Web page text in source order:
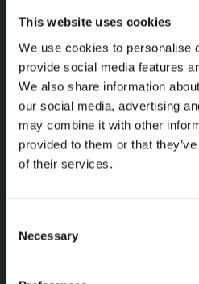
This website uses cookies
We use cookies to personalise
provide social media features
We also share information
our social media, advertising
may combine it with other
provided to them or that
of their services.
Necessary
Bedrift*
E-post*